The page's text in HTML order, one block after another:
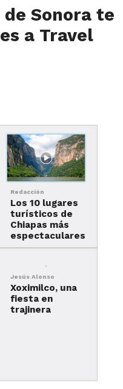
Sonora te
a Travel
Redacción
Los 10 lugares
turísticos de
Chiapas más
espectaculares
Jesús Alonso
Xoximilco, una
fiesta en
trajinera